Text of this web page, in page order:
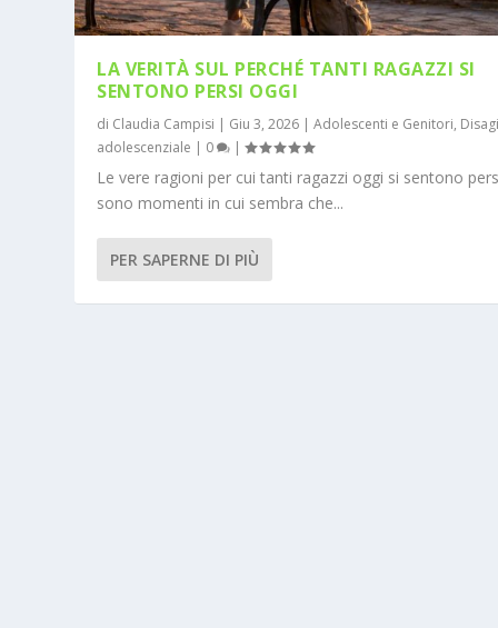
LA VERITÀ SUL PERCHÉ TANTI RAGAZZI SI
SENTONO PERSI OGGI
di Claudia Campisi | Giu 3, 2026 |Adolescenti e Genitori,
adolescenziale | 0 |
Le vere ragioni per cui tanti ragazzi oggi si sentono
sono momenti in cui sembra che...
PER SAPERNE DI PIÙ